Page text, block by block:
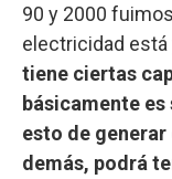
90 y 2000
electricidad está
tiene ciertas
básicamente es
esto de
demás, podrá